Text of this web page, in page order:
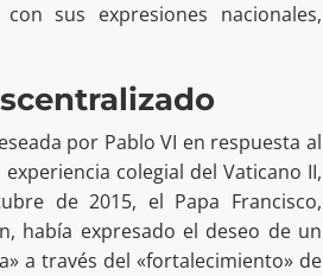
sus expresiones nacionales,
por Pablo VI en respuesta al
colegial del Vaticano II,
de 2015, el Papa Francisco,
había expresado el deseo de un
a través del «fortalecimiento» de